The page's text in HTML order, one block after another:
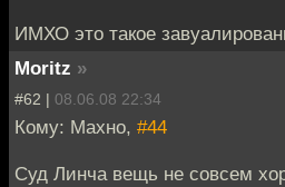
ИМХО это такое
Moritz »
#62 | 08.06.08 22:34
Кому: Махно, #44
Суд Линча вещь не совсем